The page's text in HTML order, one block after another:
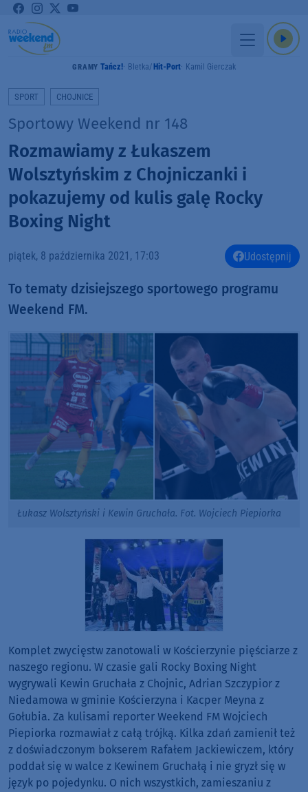
GRAMY Tańcz! Bletka Hit-Port Kamil Gierczak
SPORT CHOJNICE
Sportowy Weekend nr 148
Rozmawiamy z Łukaszem
Wolsztyńskim z Chojniczanki i
pokazujemy od kulis galę Rocky
Boxing Night
piątek, 8 października 2021, 17:03 Udostępnij
To tematy dzisiejszego sportowego programu
Weekend FM.
Łukasz Wolsztyński i Kewin Gruchała. Fot. Wojciech Piepiorka
Komplet zwycięstw zanotowali w Kościerzynie pięściarze z
naszego regionu. W czasie gali Rocky Boxing Night
wygrywali Kewin Gruchała z Chojnic, Adrian Szczypior z
Niedamowa w gminie Kościerzyna i Kacper Meyna z
Gołubia. Za kulisami reporter Weekend FM Wojciech
Piepiorka rozmawiał z całą trójką. Kilka zdań zamienił też
z doświadczonym bokserem Rafałem Jackiewiczem, który
poddał się w walce z Kewinem Gruchałą i nie gryzł się w
język po pojedynku. O nich wszystkich, zamieszaniu z